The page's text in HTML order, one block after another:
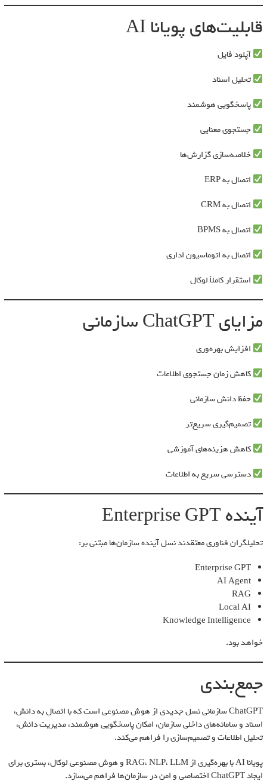
قابلیت‌های پویانا AI
آپلود فایل
تحلیل اسناد
پاسخگویی هوشمند
جستجوی معنایی
خلاصه‌سازی گزارش‌ها
اتصال به ERP
اتصال به CRM
اتصال به BPMS
اتصال به اتوماسیون اداری
استقرار کاملاً لوکال
مزایای ChatGPT سازمانی
افزایش بهره‌وری
کاهش زمان جستجوی اطلاعات
حفظ دانش سازمانی
تصمیم‌گیری سریع‌تر
کاهش هزینه‌های آموزشی
دسترسی سریع به اطلاعات
آینده Enterprise GPT
تحلیلگران فناوری معتقدند نسل آینده سازمان‌ها مبتنی بر:
Enterprise GPT
AI Agent
RAG
Local AI
Knowledge Intelligence
خواهد بود.
جمع‌بندی
ChatGPT سازمانی نسل جدیدی از هوش مصنوعی است که با اتصال به دانش،
اسناد و سامانه‌های داخلی سازمان، امکان پاسخگویی هوشمند، مدیریت دانش،
تحلیل اطلاعات و تصمیم‌سازی را فراهم می‌کند.
پویانا AI با بهره‌گیری از RAG، NLP، LLM و هوش مصنوعی لوکال، بستری برای
ایجاد ChatGPT اختصاصی و امن در سازمان‌ها فراهم می‌سازد.